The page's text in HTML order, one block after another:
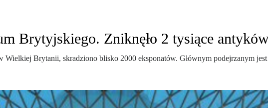
Brytyjskiego. Zniknęło 2 tysiące
Brytanii, skradziono blisko 2000 eksponatów. Głównym podejrzanym